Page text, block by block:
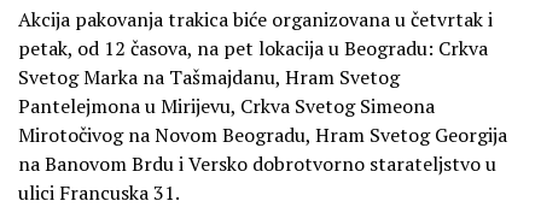
Akcija pakovanja trakica biće organizovana u četvrtak i
petak, od 12 časova, na pet lokacija u Beogradu: Crkva
Svetog Marka na Tašmajdanu, Hram Svetog
Pantelejmona u Mirijevu, Crkva Svetog Simeona
Mirotočivog na Novom Beogradu, Hram Svetog Georgija
na Banovom Brdu i Versko dobrotvorno starateljstvo u
ulici Francuska 31.